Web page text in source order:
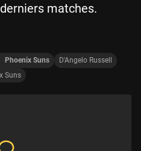
matches.
Phoenix Suns
D'Angelo Russell
Suns